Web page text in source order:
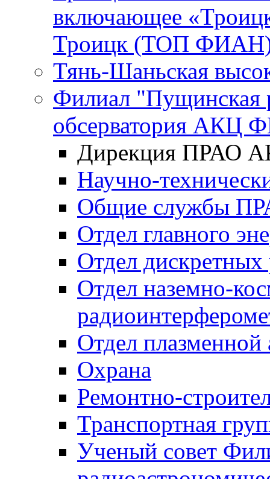
включающее
Троицк (ТОП
Тянь-Шаньская
Филиал "Пущинская
обсерватория АКЦ
Дирекция ПРАО
Научно-
Общие службы
Отдел главного
Отдел дискретных
Отдел наземно-
Отдел плазменной
Охрана
Ремонтно-
Транспортная
Ученый совет